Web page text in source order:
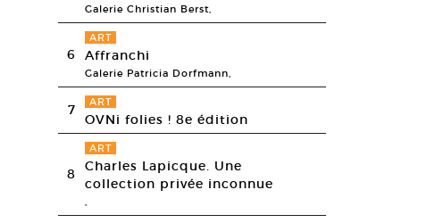
Galerie Christian Berst,
6
ART
Affranchi
Galerie Patricia Dorfmann,
7 ART
OVNi folies ! 8e édition
8
ART
Charles Lapicque. Une
collection privée inconnue
,